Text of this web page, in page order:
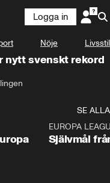
Logga in
Nöje Livsstil
nytt svenskt rekord
SE ALLA
EUROPA
Självmål